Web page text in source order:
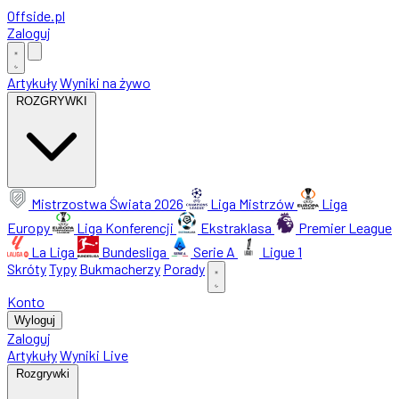
Offside.pl
Zaloguj
ArtykułyWyniki na żywo
ROZGRYWKI
Mistrzostwa Świata 2026 Liga Mistrzów
Liga
Europy
Liga Konferencji Ekstraklasa
Premier League
La Liga
Bundesliga Serie A
Ligue 1
SkrótyTypy Bukmacherzy Porady
Konto
Wyloguj
Zaloguj
ArtykułyWyniki Live
Rozgrywki